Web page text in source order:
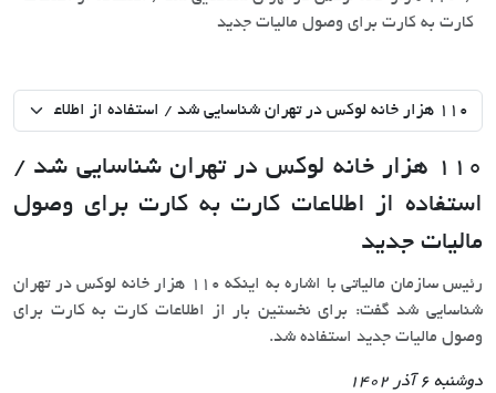
کارت به کارت برای وصول مالیات جدید
110 هزار خانه لوکس در تهران شناسایی شد /
استفاده از اطلاعات کارت به کارت برای وصول
مالیات جدید
رئیس سازمان مالیاتی با اشاره به اینکه 110 هزار خانه لوکس در تهران
شناسایی شد گفت: برای نخستین بار از اطلاعات کارت به کارت برای
وصول مالیات جدید استفاده شد.
دوشنبه 6 آذر 1402